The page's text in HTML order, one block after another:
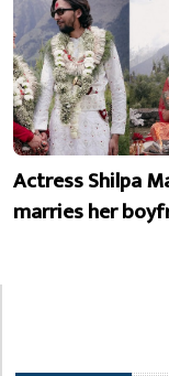
Actress Shilpa
marries her